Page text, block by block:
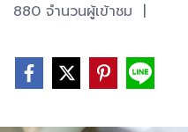
880 จำนวนผู้เข้าชม |